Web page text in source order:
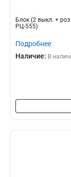
Блок (2 выкл. +
РЦ-555)
Подробнее
Наличие: В